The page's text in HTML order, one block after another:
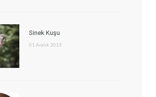
Sinek Kuşu
01 Aralık 2013